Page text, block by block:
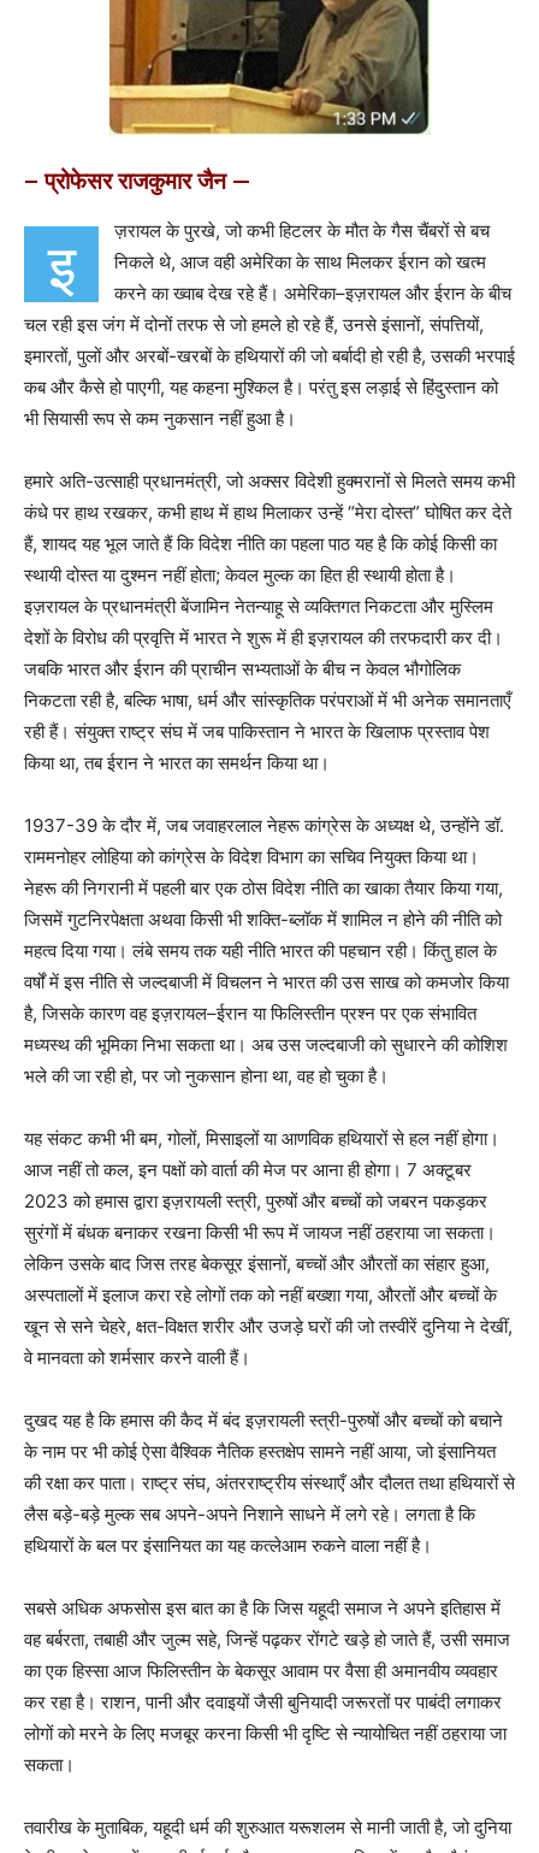
– प्रोफेसर राजकुमार जैन —
इ
ज़रायल के पुरखे, जो कभी हिटलर के मौत के गैस चैंबरों से बच
निकले थे, आज वही अमेरिका के साथ मिलकर ईरान को खत्म
करने का ख्वाब देख रहे हैं। अमेरिका–इज़रायल और ईरान के बीच
चल रही इस जंग में दोनों तरफ से जो हमले हो रहे हैं, उनसे इंसानों, संपत्तियों,
इमारतों, पुलों और अरबों-खरबों के हथियारों की जो बर्बादी हो रही है, उसकी भरपाई
कब और कैसे हो पाएगी, यह कहना मुश्किल है। परंतु इस लड़ाई से हिंदुस्तान को
भी सियासी रूप से कम नुकसान नहीं हुआ है।
हमारे अति-उत्साही प्रधानमंत्री, जो अक्सर विदेशी हुक्मरानों से मिलते समय कभी
कंधे पर हाथ रखकर, कभी हाथ में हाथ मिलाकर उन्हें “मेरा दोस्त” घोषित कर देते
हैं, शायद यह भूल जाते हैं कि विदेश नीति का पहला पाठ यह है कि कोई किसी का
स्थायी दोस्त या दुश्मन नहीं होता; केवल मुल्क का हित ही स्थायी होता है।
इज़रायल के प्रधानमंत्री बेंजामिन नेतन्याहू से व्यक्तिगत निकटता और मुस्लिम
देशों के विरोध की प्रवृत्ति में भारत ने शुरू में ही इज़रायल की तरफदारी कर दी।
जबकि भारत और ईरान की प्राचीन सभ्यताओं के बीच न केवल भौगोलिक
निकटता रही है, बल्कि भाषा, धर्म और सांस्कृतिक परंपराओं में भी अनेक समानताएँ
रही हैं। संयुक्त राष्ट्र संघ में जब पाकिस्तान ने भारत के खिलाफ प्रस्ताव पेश
किया था, तब ईरान ने भारत का समर्थन किया था।
1937-39 के दौर में, जब जवाहरलाल नेहरू कांग्रेस के अध्यक्ष थे, उन्होंने डॉ.
राममनोहर लोहिया को कांग्रेस के विदेश विभाग का सचिव नियुक्त किया था।
नेहरू की निगरानी में पहली बार एक ठोस विदेश नीति का खाका तैयार किया गया,
जिसमें गुटनिरपेक्षता अथवा किसी भी शक्ति-ब्लॉक में शामिल न होने की नीति को
महत्व दिया गया। लंबे समय तक यही नीति भारत की पहचान रही। किंतु हाल के
वर्षों में इस नीति से जल्दबाजी में विचलन ने भारत की उस साख को कमजोर किया
है, जिसके कारण वह इज़रायल–ईरान या फिलिस्तीन प्रश्न पर एक संभावित
मध्यस्थ की भूमिका निभा सकता था। अब उस जल्दबाजी को सुधारने की कोशिश
भले की जा रही हो, पर जो नुकसान होना था, वह हो चुका है।
यह संकट कभी भी बम, गोलों, मिसाइलों या आणविक हथियारों से हल नहीं होगा।
आज नहीं तो कल, इन पक्षों को वार्ता की मेज पर आना ही होगा। 7 अक्टूबर
2023 को हमास द्वारा इज़रायली स्त्री, पुरुषों और बच्चों को जबरन पकड़कर
सुरंगों में बंधक बनाकर रखना किसी भी रूप में जायज नहीं ठहराया जा सकता।
लेकिन उसके बाद जिस तरह बेकसूर इंसानों, बच्चों और औरतों का संहार हुआ,
अस्पतालों में इलाज करा रहे लोगों तक को नहीं बख्शा गया, औरतों और बच्चों के
खून से सने चेहरे, क्षत-विक्षत शरीर और उजड़े घरों की जो तस्वीरें दुनिया ने देखीं,
वे मानवता को शर्मसार करने वाली हैं।
दुखद यह है कि हमास की कैद में बंद इज़रायली स्त्री-पुरुषों और बच्चों को बचाने
के नाम पर भी कोई ऐसा वैश्विक नैतिक हस्तक्षेप सामने नहीं आया, जो इंसानियत
की रक्षा कर पाता। राष्ट्र संघ, अंतरराष्ट्रीय संस्थाएँ और दौलत तथा हथियारों से
लैस बड़े-बड़े मुल्क सब अपने-अपने निशाने साधने में लगे रहे। लगता है कि
हथियारों के बल पर इंसानियत का यह कत्लेआम रुकने वाला नहीं है।
सबसे अधिक अफसोस इस बात का है कि जिस यहूदी समाज ने अपने इतिहास में
वह बर्बरता, तबाही और जुल्म सहे, जिन्हें पढ़कर रोंगटे खड़े हो जाते हैं, उसी समाज
का एक हिस्सा आज फिलिस्तीन के बेकसूर आवाम पर वैसा ही अमानवीय व्यवहार
कर रहा है। राशन, पानी और दवाइयों जैसी बुनियादी जरूरतों पर पाबंदी लगाकर
लोगों को मरने के लिए मजबूर करना किसी भी दृष्टि से न्यायोचित नहीं ठहराया जा
सकता।
तवारीख के मुताबिक, यहूदी धर्म की शुरुआत यरूशलम से मानी जाती है, जो दुनिया